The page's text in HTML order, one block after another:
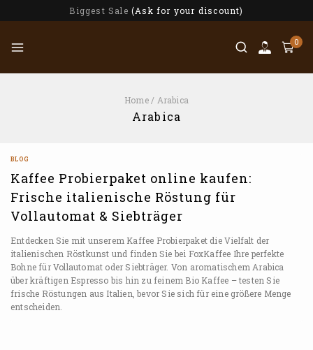
Biggest Sale (Ask for your discount)
0
Home / Arabica
Arabica
BLOG
Kaffee Probierpaket online kaufen:
Frische italienische Röstung für
Vollautomat & Siebträger
Entdecken Sie mit unserem Kaffee Probierpaket die Vielfalt der
italienischen Röstkunst und finden Sie bei FoxKaffee Ihre perfekte
Bohne für Vollautomat oder Siebträger. Von aromatischem Arabica
über kräftigen Espresso bis hin zu feinem Bio Kaffee – testen Sie
frische Röstungen aus Italien, bevor Sie sich für eine größere Menge
entscheiden.